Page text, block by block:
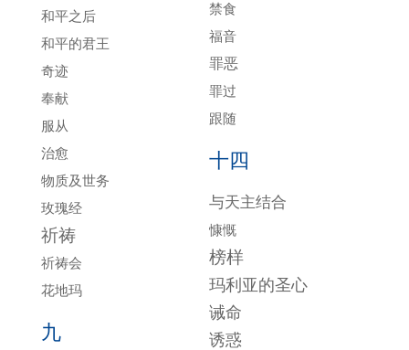
和平之后
和平的君王
奇迹
奉献
服从
治愈
物质及世务
玫瑰经
祈祷
祈祷会
花地玛
九
禁食
福音
罪恶
罪过
跟随
十四
与天主结合
慷慨
榜样
玛利亚的圣心
诫命
诱惑